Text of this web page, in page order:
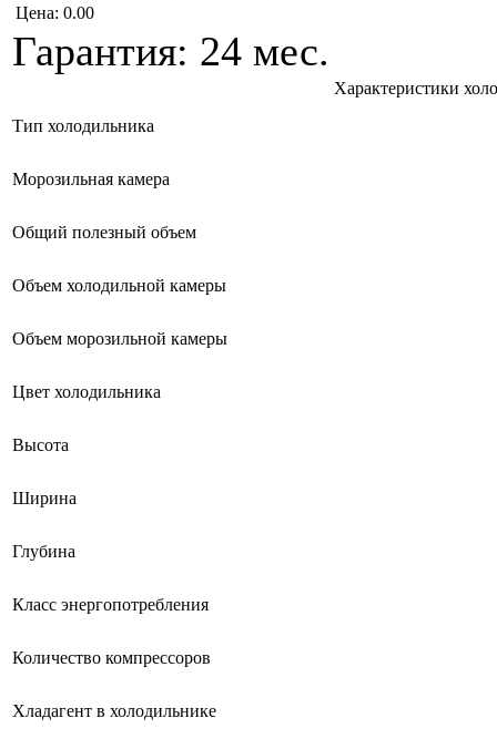
Цена: 0.00
Гарантия: 24 мес.
Характеристики
Тип холодильника
Морозильная камера
Общий полезный объем
Объем холодильной камеры
Объем морозильной камеры
Цвет холодильника
Высота
Ширина
Глубина
Класс энергопотребления
Количество компрессоров
Хладагент в холодильнике